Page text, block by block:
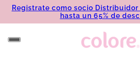
Registrate como socio
hasta un 65% de